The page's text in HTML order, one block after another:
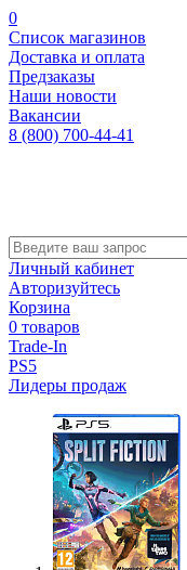
0
Список магазинов
Доставка и оплата
Предзаказы
Наши новости
Вакансии
8 (800) 700-44-41
Личный кабинет
Авторизуйтесь
Корзина
0 товаров
Trade-In
PS5
Лидеры продаж